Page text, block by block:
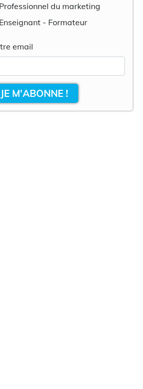
Professionnel du marketing
Enseignant - Formateur
email